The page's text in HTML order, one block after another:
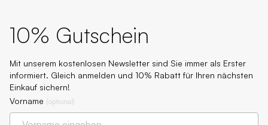
10% Gutschein
Mit unserem kostenlosen Newsletter sind Sie immer als Erster
informiert. Gleich anmelden und 10% Rabatt für Ihren nächsten
Einkauf sichern!
Vorname (optional)